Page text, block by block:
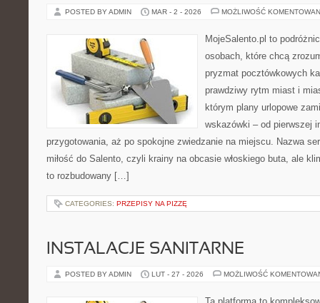
POSTED BY ADMIN MAR - 2 - 2026 MOŻLIWOŚĆ
MojeSalento.pl to
osobach, które chcą
pryzmat pocztówkowych
prawdziwy rytm miast i
którym plany urlopowe
wskazówki – od pierwszej
przygotowania, aż po spokojne zwiedzanie na miejscu. Nazwa
miłość do Salento, czyli krainy na obcasie włoskiego buta, ale
to rozbudowany […]
CATEGORIES: PRZEPISY NA PIZZĘ
INSTALACJE SANITARNE
POSTED BY ADMIN LUT - 27 - 2026 MOŻLIWOŚĆ